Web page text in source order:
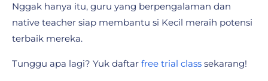
Nggak hanya itu, guru yang berpengalaman dan
native teacher siap membantu si Kecil meraih potensi
terbaik mereka.
Tunggu apa lagi? Yuk daftar free trial class sekarang!